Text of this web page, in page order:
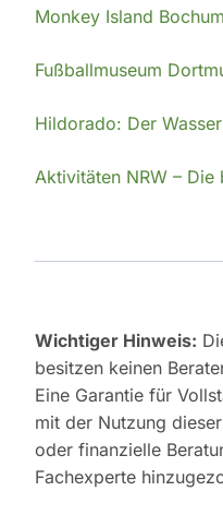
Monkey Island
Fußballmuseum
Hildorado: Der
Aktivitäten NRW –
Wichtiger Hinweis:
besitzen keinen
Eine Garantie für
mit der Nutzung
oder finanzielle
Fachexperte